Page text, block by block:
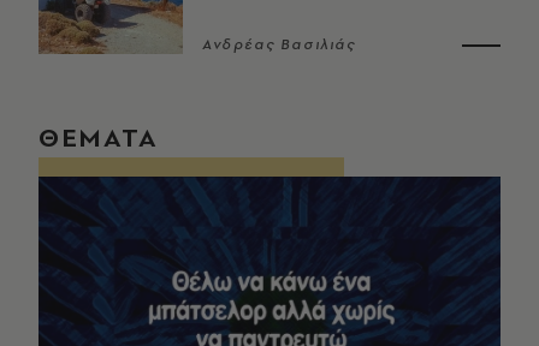
Ανδρέας Βασιλιάς
ΘΕΜΑΤΑ